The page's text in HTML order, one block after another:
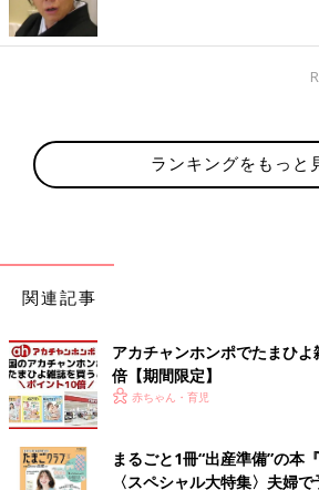
-赤ちゃんの1回の活動時間はどのくらい
後、1歳ごろは3時間30分〜4時間、1歳６
間というように、月齢とともに1回の活
＜月齢ごとの1回の活動時間の目安＞
新生児は授乳やおむつを替えたらまたす
合は、環境を整えたりおくるみをしたりし
あげましょう。眠そうな合図を見せたら、
てあげましょう。
■1〜2ケ月：約40分～1時間
ランキングをもっと
関連記事
アカチャンホンポでたまひ
倍【期間限定】
赤ちゃん・育児
まるごと1冊“出産準備”の本
〈スペシャル大特集〉夫婦